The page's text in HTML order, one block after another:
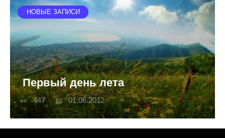
НОВЫЕ ЗАПИСИ
Первый день лета
447 01.06.2012